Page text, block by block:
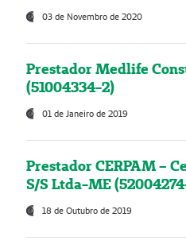
03 de Novembro de 2020
Prestador Medlife
(51004334-2)
01 de Janeiro de 2019
Prestador CERPAM –
S/S Ltda-ME
18 de Outubro de 2019